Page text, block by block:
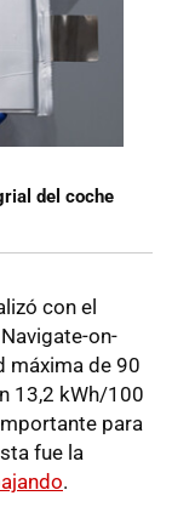
del coche
con el
on-
máxima de 90
13,2 kWh/100
para
fue la
.